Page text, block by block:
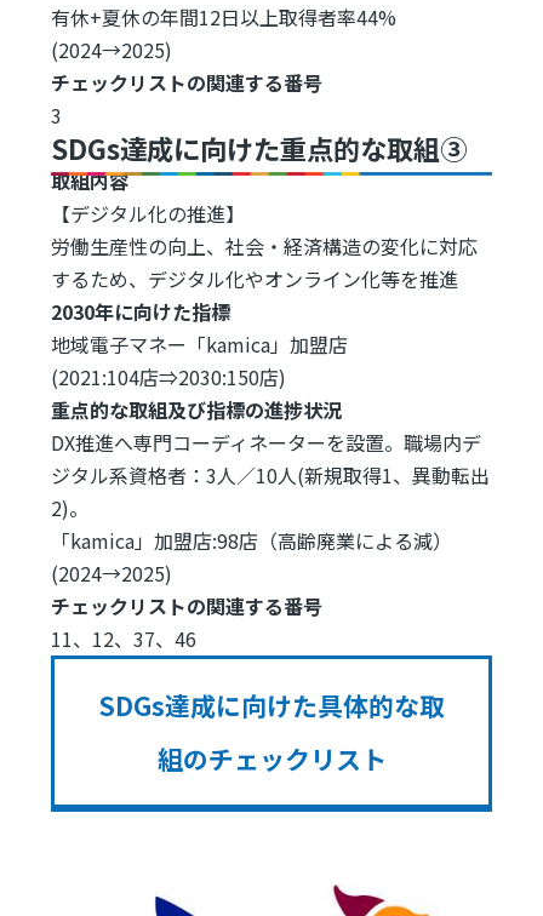
有休+夏休の年間12日以上取得者率44%
(2024→2025)
チェックリストの関連する番号
3
SDGs達成に向けた重点的な取組③
取組内容
【デジタル化の推進】
労働生産性の向上、社会・経済構造の変化に対応
するため、デジタル化やオンライン化等を推進
2030年に向けた指標
地域電子マネー「kamica」加盟店
(2021:104店⇒2030:150店)
重点的な取組及び指標の進捗状況
DX推進へ専門コーディネーターを設置。職場内デ
ジタル系資格者：3人／10人(新規取得1、異動転出
2)。
「kamica」加盟店:98店（高齢廃業による減）
(2024→2025)
チェックリストの関連する番号
11、12、37、46
SDGs達成に向けた具体的な取
組のチェックリスト